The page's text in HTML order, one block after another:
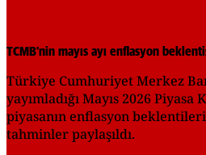
TCMB’nin mayıs ayı enflasyon
Türkiye Cumhuriyet Merkez
yayımladığı Mayıs 2026 Piyasa
piyasanın enflasyon
tahminler paylaşıldı.